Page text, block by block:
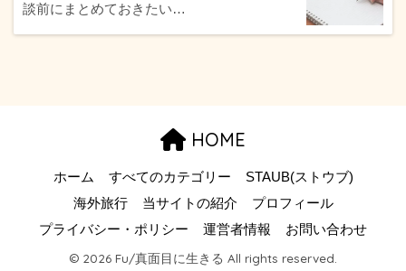
談前にまとめておきたい…
HOME
ホーム すべてのカテゴリー
STAUB(ストウブ)
海外旅行
当サイトの紹介
プロフィール
プライバシー・ポリシー
運営者情報 お問い合わせ
© 2026 Fu/真面目に生きる All rights reserved.